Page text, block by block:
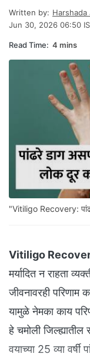
Written by:
Jun 30, 2026 06:50
Read Time: 4 mins
"Vitiligo Recovery:
Vitiligo
मर्यादित न राहता
जीवनावरही परिणाम
यामुळे नेमका काय
हे चमोली जिल्ह्यातील
वयाच्या 25 व्या